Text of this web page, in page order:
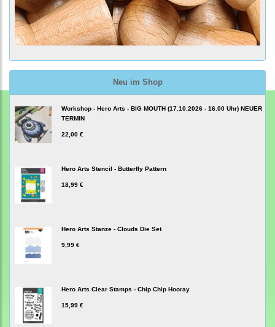
Neu im Shop
Workshop - Hero Arts - BIG MOUTH (17.10.2026 - 16.00 Uhr) NEUER
TERMIN
22,00 €
Hero Arts Stencil - Butterfly Pattern
18,99 €
Hero Arts Stanze - Clouds Die Set
9,99 €
Hero Arts Clear Stamps - Chip Chip Hooray
15,99 €